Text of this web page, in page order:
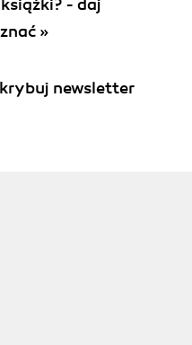
or Suffix Removal
Lists
Recap
- daj
»
newsletter